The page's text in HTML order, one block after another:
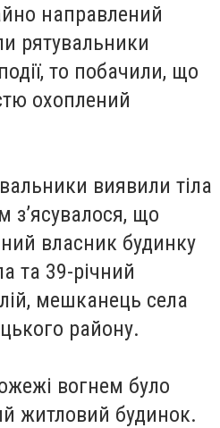
направлений
рятувальники
то побачили, що
охоплений
виявили тіла
з’ясувалося, що
власник будинку
та 39-річний
мешканець села
району.
вогнем було
житловий будинок.